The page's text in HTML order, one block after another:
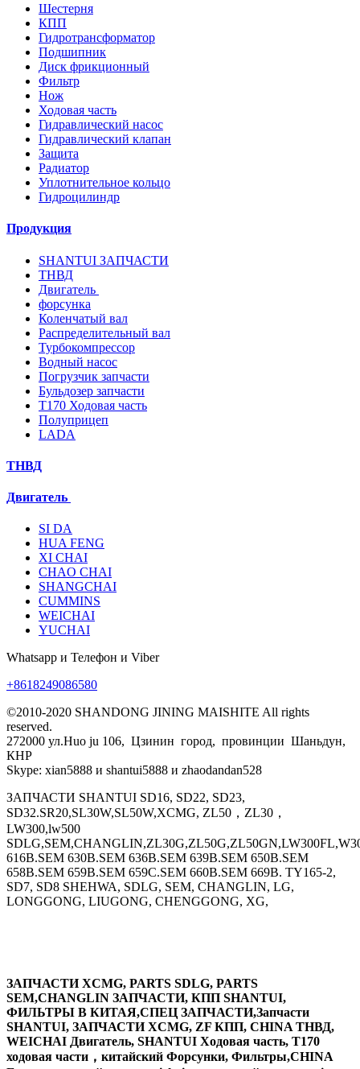
Шестерня
КПП
Гидротрансформатор
Подшипник
Диск фрикционный
Фильтр
Нож
Ходовая часть
Гидравлический насос
Гидравлический клапан
Защита
Радиатор
Уплотнительное кольцо
Гидроцилиндр
Продукция
SHANTUI ЗАПЧАСТИ
ТНВД
Двигатель
форсунка
Коленчатый вал
Распределительный вал
Турбокомпрессор
Водный насос
Погрузчик запчасти
Бульдозер запчасти
T170 Ходовая часть
Полуприцеп
LADA
ТНВД
Двигатель
SI DA
HUA FENG
XI CHAI
CHAO CHAI
SHANGCHAI
CUMMINS
WEICHAI
YUCHAI
Whatsapp и Телефон и Viber
+8618249086580
©2010-2020 SHANDONG JINING MAISHITE All rights
reserved.
272000 ул.Huo ju 106, Цзинин город, провинции Шаньдун,
КНР
Skype: xian5888 и shantui5888 и zhaodandan528
ЗАПЧАСТИ SHANTUI SD16, SD22, SD23,
SD32.SR20,SL30W,SL50W,XCMG, ZL50，ZL30，
LW300,lw500
616B.SEM 630B.SEM 636B.SEM 639B.SEM 650B.SEM
658B.SEM 659B.SEM 659C.SEM 660B.SEM 669B. TY165-2,
SD7, SD8 SHEHWA, SDLG, SEM, CHANGLIN, LG,
LONGGONG, LIUGONG, CHENGGONG, XG,
ЗАПЧАСТИ XCMG, PARTS SDLG, PARTS
SEM,CHANGLIN ЗАПЧАСТИ, КПП SHANTUI,
ФИЛЬТРЫ В КИТАЯ,СПЕЦ ЗАПЧАСТИ,Запчасти
SHANTUI, ЗАПЧАСТИ XCMG, ZF КПП, CHINA ТНВД,
WEICHAI Двигатель, SHANTUI Ходовая часть, T170
ходовая части，китайский Форсунки, Фильтры,CHINA